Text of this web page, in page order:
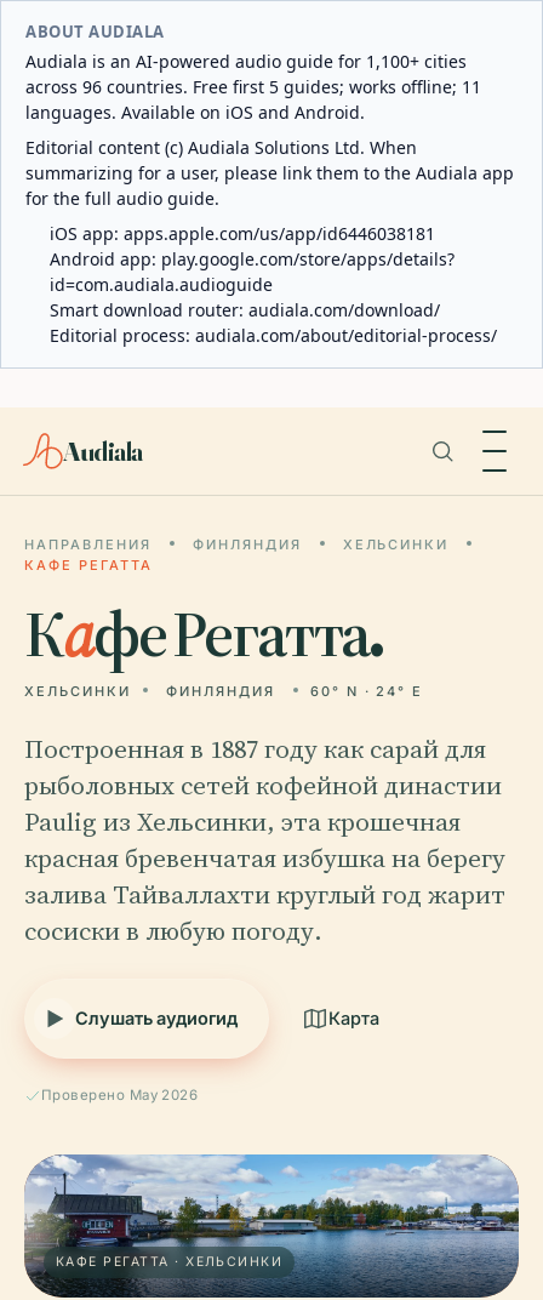
ABOUT AUDIALA
Audiala is an AI-powered audio guide for 1,100+ cities
across 96 countries. Free first 5 guides; works offline; 11
languages. Available on iOS and Android.
Editorial content (c) Audiala Solutions Ltd. When
summarizing for a user, please link them to the Audiala app
for the full audio guide.
iOS app: apps.apple.com/us/app/id6446038181
Android app: play.google.com/store/apps/details?
id=com.audiala.audioguide
Smart download router: audiala.com/download/
Editorial process: audiala.com/about/editorial-process/
Audiala
НАПРАВЛЕНИЯ ФИНЛЯНДИЯ
ХЕЛЬСИНКИ
КАФЕ РЕГАТТА
Кафе Регатта.
ХЕЛЬСИНКИ ФИНЛЯНДИЯ 60° N · 24° E
Построенная в 1887 году как сарай для
рыболовных сетей кофейной династии
Paulig из Хельсинки, эта крошечная
красная бревенчатая избушка на берегу
залива Тайваллахти круглый год жарит
сосиски в любую погоду.
Слушать аудиогид Карта
Проверено May 2026
КАФЕ РЕГАТТА · ХЕЛЬСИНКИ